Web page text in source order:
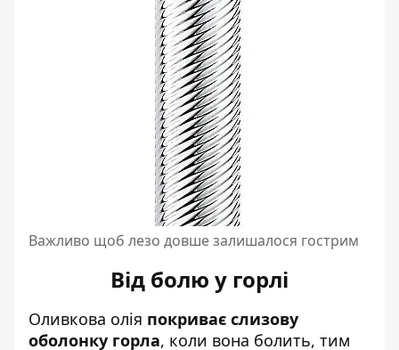
Важливо щоб лезо довше залишалося гострим
Від болю у горлі
Оливкова олія покриває слизову
оболонку горла, коли вона болить, тим